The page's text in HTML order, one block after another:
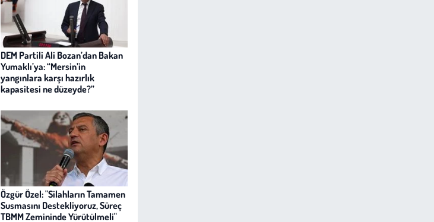
DEM Partili Ali Bozan’dan Bakan
Yumaklı’ya: “Mersin’in
yangınlara karşı hazırlık
kapasitesi ne düzeyde?”
Özgür Özel: "Silahların Tamamen
Susmasını Destekliyoruz, Süreç
TBMM Zemininde Yürütülmeli"